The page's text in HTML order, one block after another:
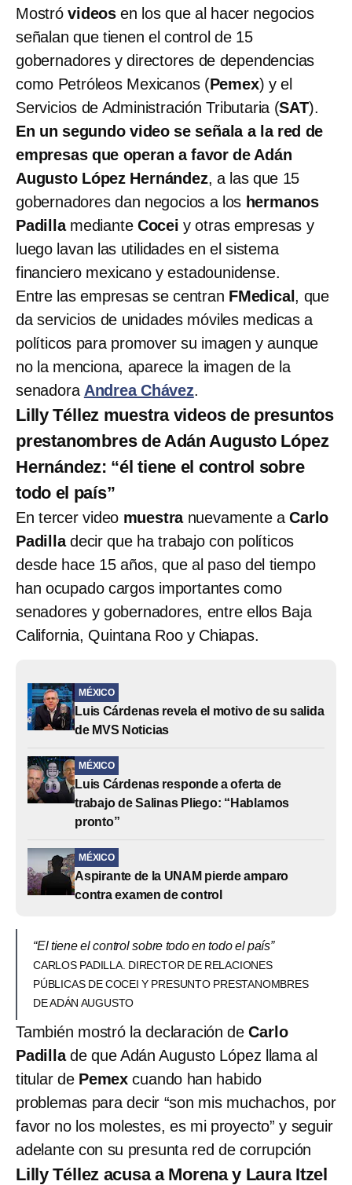
Mostróvideos en los que al hacer negocios
señalan que tienen el control de 15
gobernadores y directores de dependencias
como Petróleos Mexicanos (Pemex) y el
Servicios de Administración Tributaria (SAT).
En un segundo video se señala a la red de
empresas que operan a favor de Adán
Augusto López Hernández, a las que 15
gobernadores dan negocios a los hermanos
Padillamediante Cocei y otras empresas y
luego lavan las utilidades en el sistema
financiero mexicano y estadounidense.
Entre las empresas se centran FMedical , que
da servicios de unidades móviles medicas a
políticos para promover su imagen y aunque
no la menciona, aparece la imagen de la
senadora Andrea Chávez.
Lilly Téllez muestra videos de presuntos
prestanombres de Adán Augusto López
Hernández: “él tiene el control sobre
todo el país”
En tercer video muestranuevamente aCarlo
Padilladecir que ha trabajo con políticos
desde hace 15 años, que al paso del tiempo
han ocupado cargos importantes como
senadores y gobernadores, entre ellos Baja
California, Quintana Roo y Chiapas.
MÉXICO
Luis Cárdenas revela el motivo de su salida
de MVS Noticias
MÉXICO
Luis Cárdenas responde a oferta de
trabajo de Salinas Pliego: “Hablamos
pronto”
MÉXICO
Aspirante de la UNAM pierde amparo
contra examen de control
“El tiene el control sobre todo en todo el país”
CARLOS PADILLA. DIRECTOR DE RELACIONES
PÚBLICAS DE COCEI Y PRESUNTO PRESTANOMBRES
DE ADÁN AUGUSTO
También mostró la declaración deCarlo
Padillade que Adán Augusto López llama al
titular de Pemex cuando han habido
problemas para decir “son mis muchachos, por
favor no los molestes, es mi proyecto” y seguir
adelante con su presunta red de corrupción
Lilly Téllez acusa a Morena y Laura Itzel